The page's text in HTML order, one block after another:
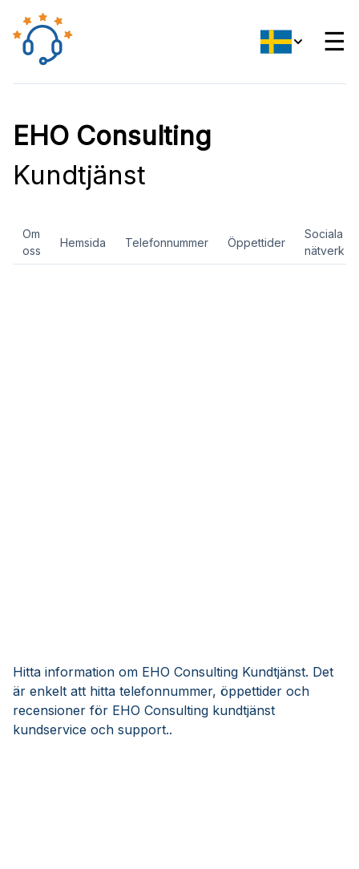
☰
EHO Consulting
Kundtjänst
Om
oss
Hemsida Telefonnummer Öppettider
Sociala
nätverk
Hitta information om EHO Consulting Kundtjänst. Det
är enkelt att hitta telefonnummer, öppettider och
recensioner för EHO Consulting kundtjänst
kundservice och support..